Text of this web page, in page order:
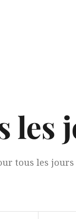
les
tous les jours